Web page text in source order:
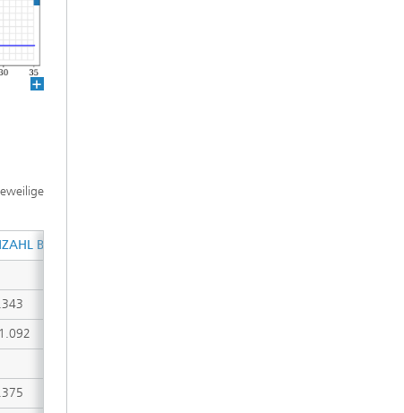
BILDER